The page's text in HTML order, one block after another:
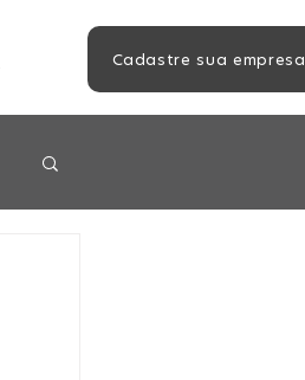
Cadastre sua empresa